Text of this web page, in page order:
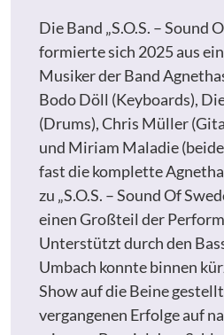
Die Band „S.O.S. – Sound
formierte sich 2025 aus
Musiker der Band
Bodo Döll (Keyboards),
(Drums), Chris Müller
und Miriam Maladie
fast die komplette
zu „S.O.S. – Sound Of
einen Großteil der
Unterstützt durch den
Umbach konnte binnen
Show auf die Beine
vergangenen Erfolge auf